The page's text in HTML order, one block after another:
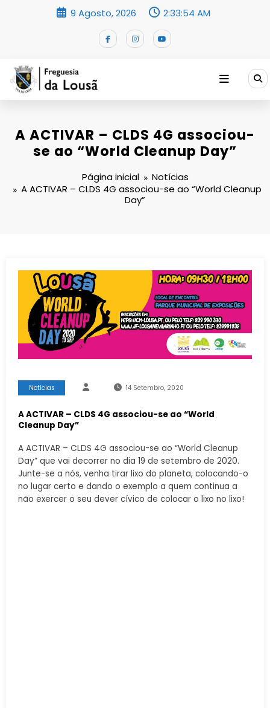
9 Agosto, 2026 2:33:55 AM
A ACTIVAR – CLDS 4G associou-
se ao “World Cleanup Day”
Página inicial
Notícias
A ACTIVAR – CLDS 4G associou-se ao “World Cleanup
Day”
Notícias 14 Setembro, 2020
A ACTIVAR – CLDS 4G associou-se ao “World
Cleanup Day”
A ACTIVAR – CLDS 4G associou-se ao “World Cleanup
Day” que vai decorrer no dia 19 de setembro de 2020.
Junte-se a nós, venha tirar lixo do planeta, colocando-o
no lugar certo e dando o exemplo a quem continua a
não exercer o seu dever cívico de colocar o lixo no lixo!